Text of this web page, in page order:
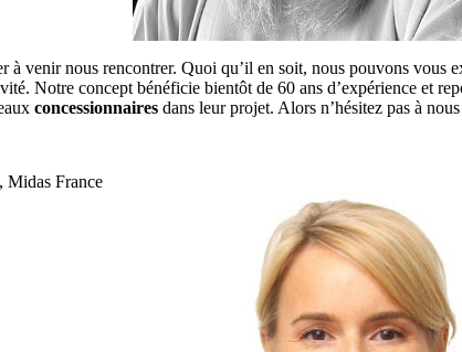
à venir nous rencontrer. Quoi qu’il en soit, nous pouvons
Notre concept bénéficie bientôt de 60 ans d’expérience et
concessionnaires dans leur projet. Alors n’hésitez pas à
Midas France